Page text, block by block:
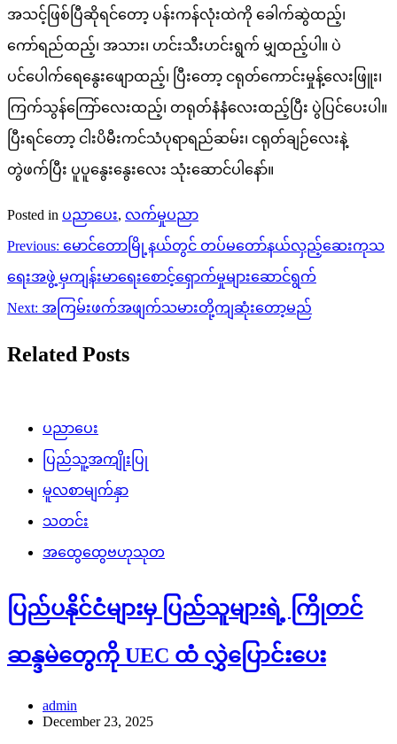
အသင့်ဖြစ်ပြီဆိုရင်တော့ ပန်းကန်လုံးထဲကို ခေါက်ဆွဲထည့်၊
ကော်ရည်ထည့်၊ အသား၊ ဟင်းသီးဟင်းရွက် မျှထည့်ပါ။ ပဲ
ပင်ပေါက်ရေနွေးဖျောထည့်၊ ပြီးတော့ ငရုတ်ကောင်းမှုန့်လေးဖြူး၊
ကြက်သွန်ကြော်လေးထည့်၊ တရုတ်နံနံလေးထည့်ပြီး ပွဲပြင်ပေးပါ။
ပြီးရင်တော့ ငါးပိမီးကင်သံပုရာရည်ဆမ်း၊ ငရုတ်ချဉ်လေးနဲ့
တွဲဖက်ပြီး ပူပူနွေးနွေးလေး သုံးဆောင်ပါနော်။
Posted in ပညာပေး, လက်မှုပညာ
Post
navigation
Previous: မောင်တောမြို့နယ်တွင် တပ်မတော်နယ်လှည့်ဆေးကုသ
ရေးအဖွဲ့ မှကျန်းမာရေးစောင့်ရှောက်မှုများဆောင်ရွက်
Next: အကြမ်းဖက်အဖျက်သမားတို့ကျဆုံးတော့မည်
Related Posts
ပညာပေး
ပြည်သူ့အကျိုးပြု
မူလစာမျက်နှာ
သတင်း
အထွေထွေဗဟုသုတ
ပြည်ပနိုင်ငံများမှ ပြည်သူများရဲ့ ကြိုတင်
ဆန္ဒမဲတွေကို UEC ထံ လွှဲပြောင်းပေး
admin
December 23, 2025